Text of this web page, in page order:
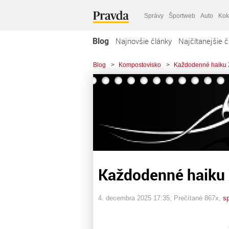
Správy Športweb Auto
Blog Najnovšie články Najčítanejšie
Blog > Kompostovisko > Každodenné haiku
Každodenné haiku
4. decembra 2025 17:35 , Prečítané 867x,